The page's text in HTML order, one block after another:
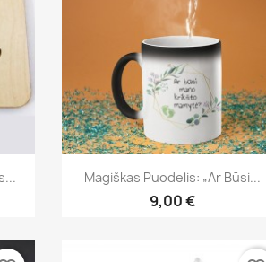
Greita peržiūra
Magiškas Puodelis: „Ar Būsi...
9,00 €